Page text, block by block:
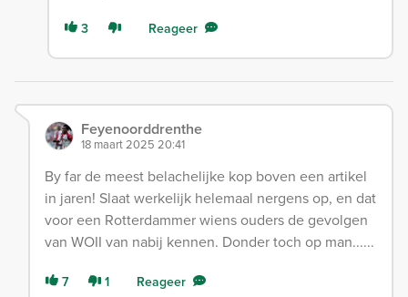
3 Reageer
Feyenoorddrenthe
18 maart 2025 20:41
By far de meest belachelijke kop boven een artikel
in jaren! Slaat werkelijk helemaal nergens op, en dat
voor een Rotterdammer wiens ouders de gevolgen
van WOII van nabij kennen. Donder toch op man......
7 1 Reageer